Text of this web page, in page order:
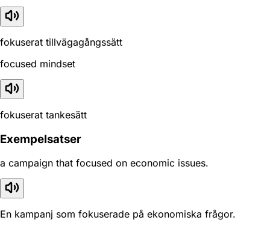
fokuserat tillvägagångssätt
focused mindset
fokuserat tankesätt
Exempelsatser
a campaign that focused on economic issues.
En kampanj som fokuserade på ekonomiska frågor.